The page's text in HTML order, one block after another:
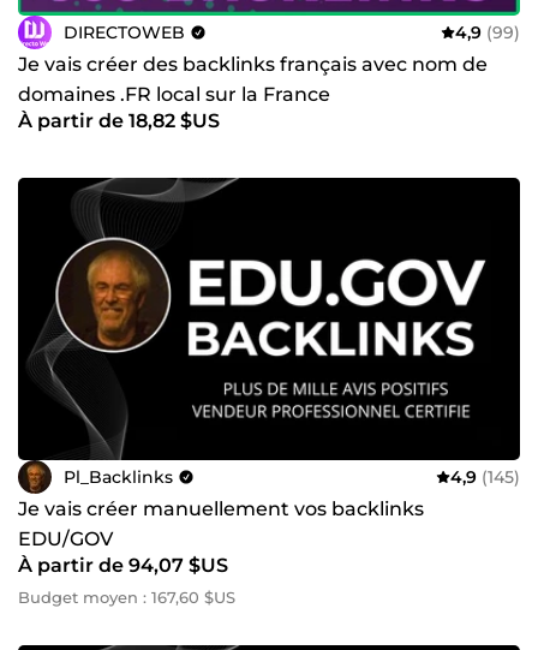
DIRECTOWEB 4,9 (99)
Je vais créer des backlinks français avec nom de
domaines .FR local sur la France
À partir de 18,82 $US
Pl_Backlinks 4,9 (145)
Je vais créer manuellement vos backlinks
EDU/GOV
À partir de 94,07 $US
Budget moyen : 167,60 $US